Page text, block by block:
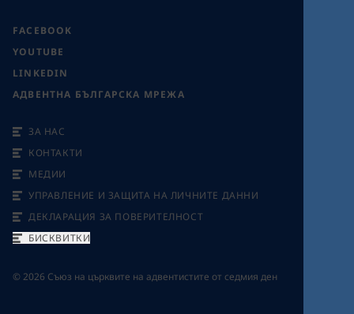
FACEBOOK
YOUTUBE
LINKEDIN
АДВЕНТНА БЪЛГАРСКА МРЕЖА
ЗА НАС
КОНТАКТИ
МЕДИИ
УПРАВЛЕНИЕ И ЗАЩИТА НА ЛИЧНИТЕ ДАННИ
ДЕКЛАРАЦИЯ ЗА ПОВЕРИТЕЛНОСТ
БИСКВИТКИ
©2026 Съюз на църквите на адвентистите от седмия ден